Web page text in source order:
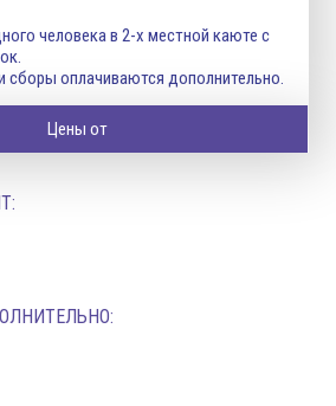
человека в 2-х местной каюте с
сборы оплачиваются дополнительно.
Цены от